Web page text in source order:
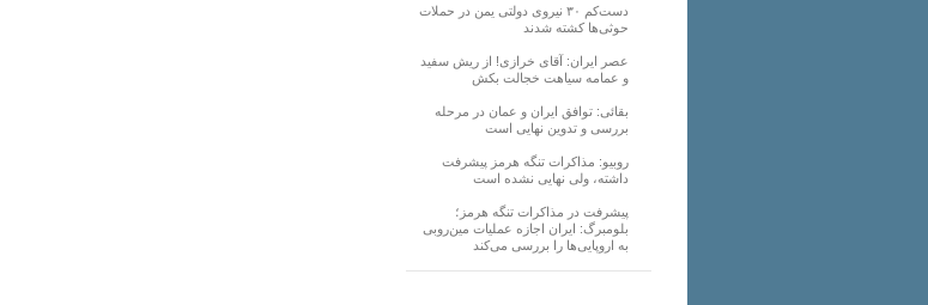
دست‌کم ۳۰ نیروی دولتی یمن در حملات
حوثی‌ها کشته شدند
عصر ایران: آقای خرازی! از ریش سفید
و عمامه سیاهت خجالت بکش
بقائی: توافق ایران و عمان در مرحله
بررسی و تدوین نهایی است
روبیو: مذاکرات تنگه هرمز پیشرفت
داشته، ولی نهایی نشده است
پیشرفت در مذاکرات تنگه هرمز؛
بلومبرگ: ایران اجازه عملیات مین‌روبی
به اروپایی‌ها را بررسی می‌کند